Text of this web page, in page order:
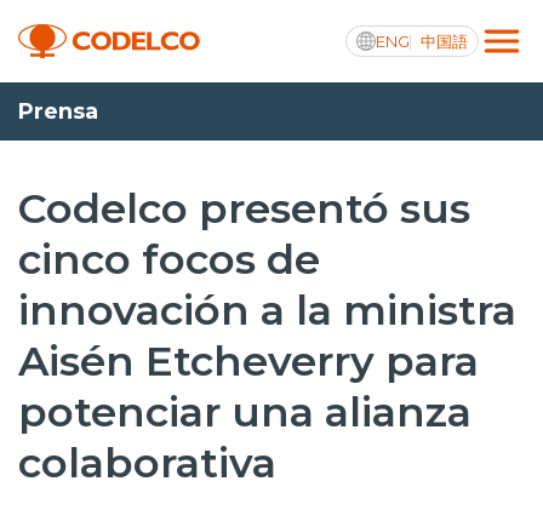
ENG 中国語
Transparencia activa
Nosotros
Operaciones
Proyectos
Sustentabilidad
Innovación
Prensa
Codelco presentó sus
cinco focos de
innovación a la ministra
Aisén Etcheverry para
potenciar una alianza
colaborativa